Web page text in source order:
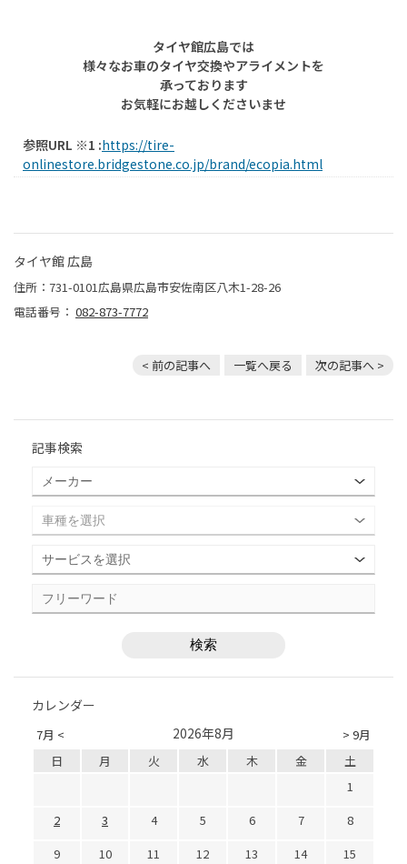
タイヤ館広島では
様々なお車のタイヤ交換やアライメントを
承っております
お気軽にお越しくださいませ
参照URL ※1 :https://tire-
onlinestore.bridgestone.co.jp/brand/ecopia.html
タイヤ館 広島
住所：731-0101広島県広島市安佐南区八木1-28-26
電話番号： 082-873-7772
< 前の記事へ 一覧へ戻る 次の記事へ >
記事検索
カレンダー
7月 < > 9月
2026年8月
日 月 火 水 木 金
土
1
2
3 4 5 6 7
8
9
10 11 12 13 14
15